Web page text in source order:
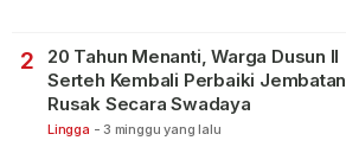
2
20 Tahun Menanti, Warga Dusun II
Serteh Kembali Perbaiki Jembatan
Rusak Secara Swadaya
Lingga - 3 minggu yang lalu